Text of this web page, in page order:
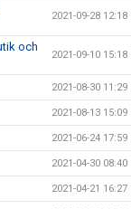
2021-09-28 12:18
och
2021-09-10 15:18
2021-08-30 11:29
2021-08-13 15:09
2021-06-24 17:59
2021-04-30 08:40
2021-04-21 16:27